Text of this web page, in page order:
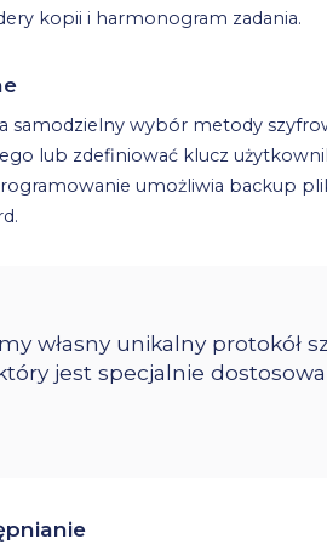
kopii i harmonogram zadania.
samodzielny wybór metody
lub zdefiniować klucz
umożliwia backup
własny unikalny protokół
jest specjalnie